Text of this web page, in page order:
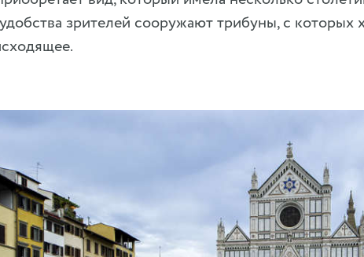
зрителей сооружают трибуны, с которых